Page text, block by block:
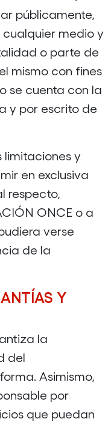
públicamente,
medio y
o parte de
mismo con fines
se cuenta con la
y por escrito de
limitaciones y
en exclusiva
respecto,
ONCE o a
verse
de la
Y
la
del
Asimismo,
por
que puedan